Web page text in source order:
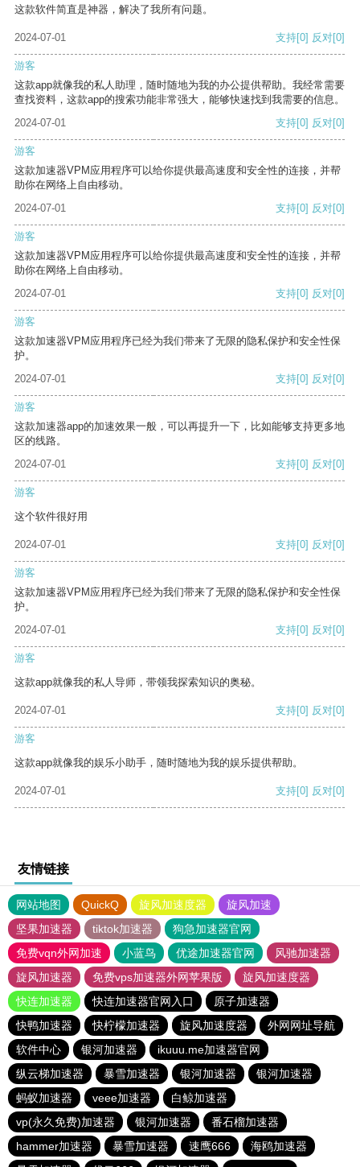
这款软件简直是神器，解决了我所有问题。
2024-07-01 支持[0] 反对[0]
游客
这款app就像我的私人助理，随时随地为我的办公提供帮助。我经常需要
查找资料，这款app的搜索功能非常强大，能够快速找到我需要的信息。
2024-07-01
支持[0] 反对[0]
游客
这款加速器VPM应用程序可以给你提供最高速度和安全性的连接，并帮
助你在网络上自由移动。
2024-07-01
支持[0] 反对[0]
游客
这款加速器VPM应用程序可以给你提供最高速度和安全性的连接，并帮
助你在网络上自由移动。
2024-07-01
支持[0] 反对[0]
游客
这款加速器VPM应用程序已经为我们带来了无限的隐私保护和安全性保
护。
2024-07-01
支持[0] 反对[0]
游客
这款加速器app的加速效果一般，可以再提升一下，比如能够支持更多地
区的线路。
2024-07-01
支持[0] 反对[0]
游客
这个软件很好用
2024-07-01 支持[0] 反对[0]
游客
这款加速器VPM应用程序已经为我们带来了无限的隐私保护和安全性保
护。
2024-07-01
支持[0] 反对[0]
游客
这款app就像我的私人导师，带领我探索知识的奥秘。
2024-07-01 支持[0] 反对[0]
游客
这款app就像我的娱乐小助手，随时随地为我的娱乐提供帮助。
2024-07-01 支持[0] 反对[0]
友情链接
网站地图 QuickQ 旋风加速度器
旋风加速
坚果加速器
tiktok加速器
狗急加速器官网
免费vqn外网加速
小蓝鸟 优途加速器官网
风驰加速器
旋风加速器
免费vps加速器外网苹果版
旋风加速度器
快连加速器
快连加速器官网入口
原子加速器
快鸭加速器
快柠檬加速器 旋风加速度器
外网网址导航
软件中心
银河加速器
ikuuu.me加速器官网
纵云梯加速器
暴雪加速器 银河加速器
银河加速器
蚂蚁加速器
veee加速器
白鲸加速器
vp(永久免费)加速器
银河加速器
番石榴加速器
hammer加速器
暴雪加速器 速鹰666
海鸥加速器